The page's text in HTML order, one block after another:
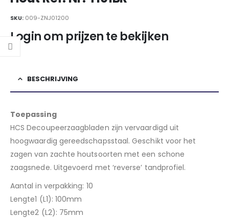
SKU: 009-ZNJ01200
Login om prijzen te bekijken
BESCHRIJVING
Toepassing
HCS Decoupeerzaagbladen zijn vervaardigd uit
hoogwaardig gereedschapsstaal. Geschikt voor het
zagen van zachte houtsoorten met een schone
zaagsnede. Uitgevoerd met ‘reverse’ tandprofiel.
Aantal in verpakking: 10
Lengte1 (L1): 100mm
Lengte2 (L2): 75mm